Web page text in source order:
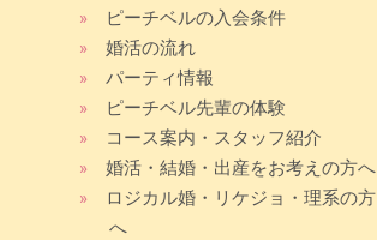
»
ピーチベルの入会条件
»
婚活の流れ
»
パーティ情報
»
ピーチベル先輩の体験
»
コース案内・スタッフ紹介
»
婚活・結婚・出産をお考えの方へ
»
ロジカル婚・リケジョ・理系の方
へ